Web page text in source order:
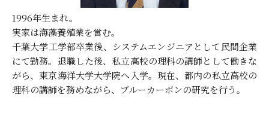
1996年生まれ。
実家は海藻養殖業を営む。
千葉大学工学部卒業後、システムエンジニアとして民間企業
にて勤務。退職した後、私立高校の理科の講師として働きな
がら、東京海洋大学大学院へ入学。現在、都内の私立高校の
理科の講師を務めながら、ブルーカーボンの研究を行う。